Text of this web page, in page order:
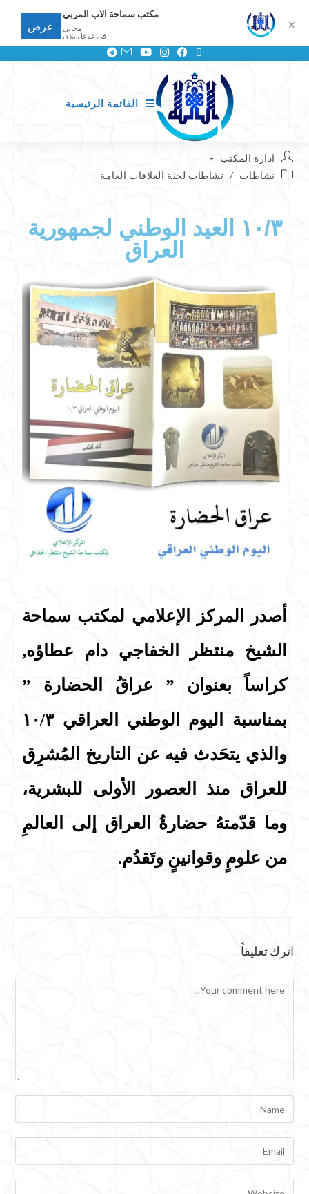
القائمة الرئيسية
ادارة المكتب
نشاطات / نشاطات لجنة العلاقات العامة
١٠/٣ العيد الوطني لجمهورية
العراق
أصدر المركز الإعلامي لمكتب سماحة
الشيخ منتظر الخفاجي دام عطاؤه,
كراساً بعنوان ” عراقُ الحضارة ”
بمناسبة اليوم الوطني العراقي ١٠/٣
والذي يتحَدث فيه عن التاريخ المُشرِق
للعراق منذ العصور الأولى للبشرية،
وما قدّمتهُ حضارةُ العراق إلى العالمِ
من علومٍ وقوانينٍ وتَقدُم.
اترك تعليقاً
✕
مكتب سماحة الاب المربي
مجانى
في غوغل بلاي
عرض